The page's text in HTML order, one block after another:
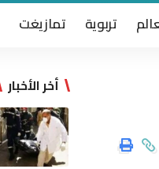
تربوية تمازيغت
أخر الأخبار